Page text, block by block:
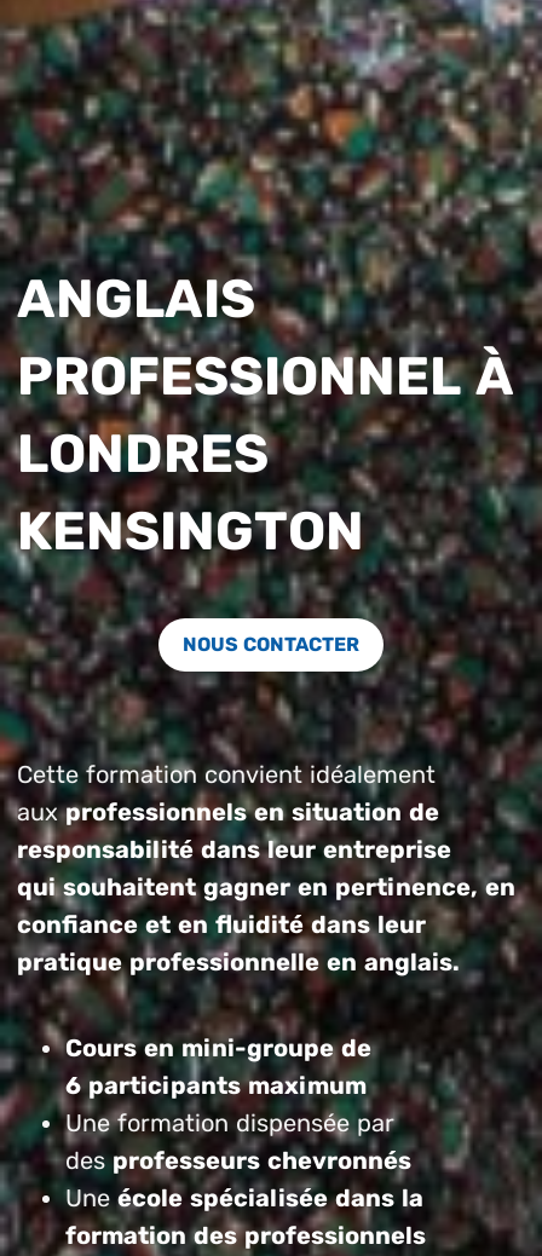
ANGLAIS
PROFESSIONNEL À
LONDRES
KENSINGTON
NOUS CONTACTER
Cette formation convient idéalement
auxprofessionnels en situation de
responsabilité dans leur entreprise
qui souhaitent gagner en pertinence, en
confiance et en fluidité dans leur
pratique professionnelle en anglais.
Cours en mini-groupe de
6 participants maximum
Une formation dispensée par
desprofesseurs chevronnés
Une école spécialisée dans la
formation des professionnels